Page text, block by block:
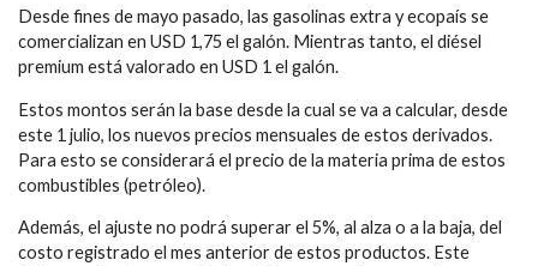
Desde fines de mayo pasado, las gasolinas extra y ecopaís se
comercializan en USD 1,75 el galón. Mientras tanto, el diésel
premium está valorado en USD 1 el galón.
Estos montos serán la base desde la cual se va a calcular, desde
este 1 julio, los nuevos precios mensuales de estos derivados.
Para esto se considerará el precio de la materia prima de estos
combustibles (petróleo).
Además, el ajuste no podrá superar el 5%, al alza o a la baja, del
costo registrado el mes anterior de estos productos. Este